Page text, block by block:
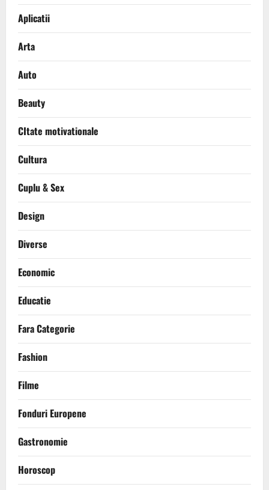
Aplicatii
Arta
Auto
Beauty
CItate motivationale
Cultura
Cuplu & Sex
Design
Diverse
Economic
Educatie
Fara Categorie
Fashion
Filme
Fonduri Europene
Gastronomie
Horoscop